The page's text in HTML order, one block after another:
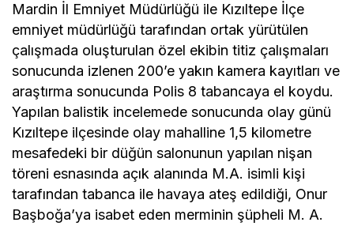
Mardin İl Emniyet Müdürlüğü ile Kızıltepe İlçe
emniyet müdürlüğü tarafından ortak yürütülen
çalışmada oluşturulan özel ekibin titiz çalışmaları
sonucunda izlenen 200’e yakın kamera kayıtları ve
araştırma sonucunda Polis 8 tabancaya el koydu.
Yapılan balistik incelemede sonucunda olay günü
Kızıltepe ilçesinde olay mahalline 1,5 kilometre
mesafedeki bir düğün salonunun yapılan nişan
töreni esnasında açık alanında M.A. isimli kişi
tarafından tabanca ile havaya ateş edildiği, Onur
Başboğa’ya isabet eden merminin şüpheli M. A.